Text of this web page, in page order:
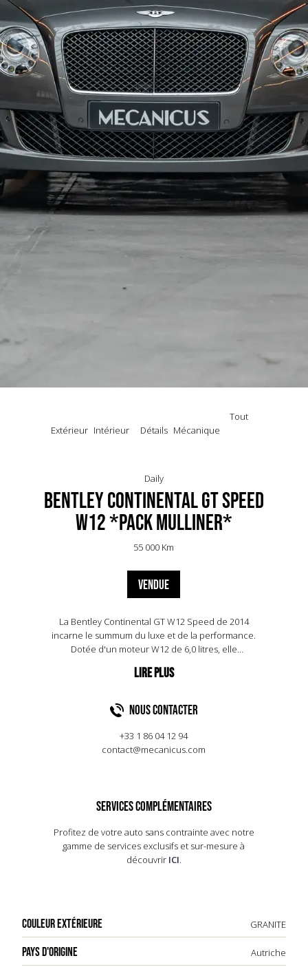
Extérieur Intérieur Détails Mécanique
Tout
COULEUR EXTÉRIEURE GRANITE
PAYS D'ORIGINE Autriche
Daily
Bentley Continental GT Speed
W12 *Pack Mulliner*
55 000 Km
VENDUE
La Bentley Continental GT W12 Speed de 2014
incarne le summum du luxe et de la performance.
Dotée d'un moteur W12 de 6,0 litres, elle
635 chevaux, permettant une accélération de 0 à
de pointe atteint 331 km/h, faisant d'elle l'une des
voitures les plus rapides de son époque. Le
design extérieur, élégant et raffiné, se marie à un
intérieur somptueux, où le cuir et le bois précieux
représente l'alliance parfaite entre tradition et
innovation, séduisant les amateurs de voitures de
luxe à travers le monde.
NOUS CONTACTER
+33 1 86 04 12 94
contact@mecanicus.com
SERVICES COMPLÉMENTAIRES
Profitez de votre auto sans contrainte avec notre
gamme de services exclusifs et sur-mesure à
découvrir ICI.